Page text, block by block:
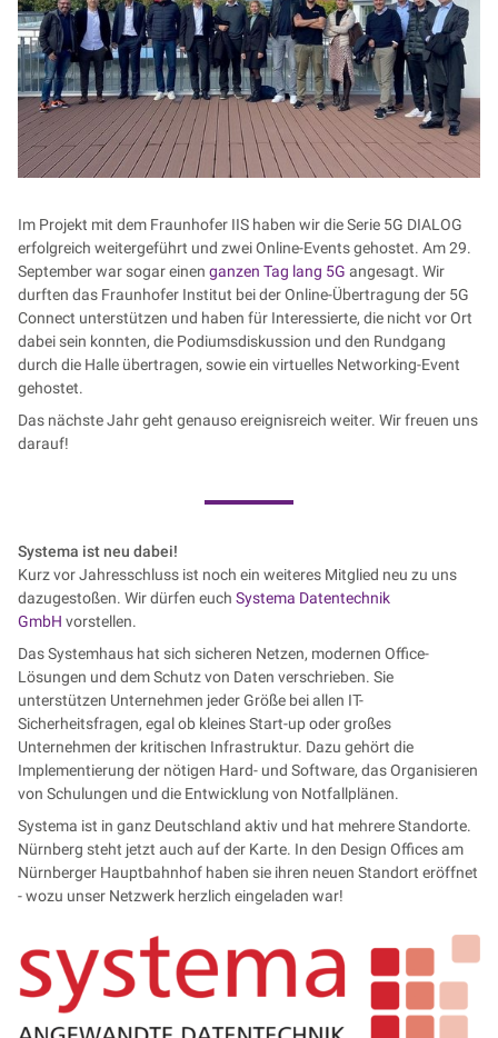
Im Projekt mit dem Fraunhofer IIS haben wir die Serie 5G DIALOG
erfolgreich weitergeführt und zwei Online-Events gehostet. Am 29.
September war sogar einen ganzen Tag lang 5G angesagt. Wir
durften das Fraunhofer Institut bei der Online-Übertragung der 5G
Connect unterstützen und haben für Interessierte, die nicht vor Ort
dabei sein konnten, die Podiumsdiskussion und den Rundgang
durch die Halle übertragen, sowie ein virtuelles Networking-Event
gehostet.
Das nächste Jahr geht genauso ereignisreich weiter. Wir freuen uns
darauf!
Systema ist neu dabei!
Kurz vor Jahresschluss ist noch ein weiteres Mitglied neu zu uns
dazugestoßen. Wir dürfen euch Systema Datentechnik
GmbH vorstellen.
Das Systemhaus hat sich sicheren Netzen, modernen Office-
Lösungen und dem Schutz von Daten verschrieben. Sie
unterstützen Unternehmen jeder Größe bei allen IT-
Sicherheitsfragen, egal ob kleines Start-up oder großes
Unternehmen der kritischen Infrastruktur. Dazu gehört die
Implementierung der nötigen Hard- und Software, das Organisieren
von Schulungen und die Entwicklung von Notfallplänen.
Systema ist in ganz Deutschland aktiv und hat mehrere Standorte.
Nürnberg steht jetzt auch auf der Karte. In den Design Offices am
Nürnberger Hauptbahnhof haben sie ihren neuen Standort eröffnet
- wozu unser Netzwerk herzlich eingeladen war!